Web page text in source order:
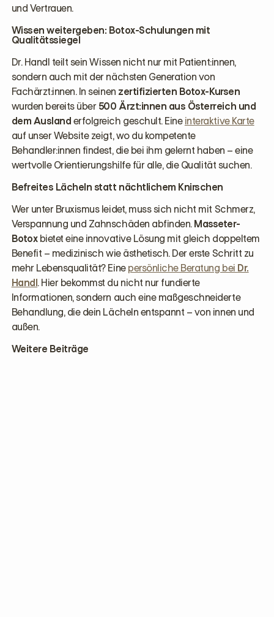
und Vertrauen.
Wissen weitergeben: Botox-Schulungen mit
Qualitätssiegel
Dr. Handl teilt sein Wissen nicht nur mit Patient:innen,
sondern auch mit der nächsten Generation von
Fachärzt:innen. In seinen zertifizierten Botox-Kursen
wurden bereits über500 Ärzt:innen aus Österreich und
dem Auslanderfolgreich geschult. Eineinteraktive Karte
auf unser Website zeigt, wo du kompetente
Behandler:innen findest, die bei ihm gelernt haben – eine
wertvolle Orientierungshilfe für alle, die Qualität suchen.
Befreites Lächeln statt nächtlichem Knirschen
Wer unter Bruxismus leidet, muss sich nicht mit Schmerz,
Verspannung und Zahnschäden abfinden.Masseter-
Botoxbietet eine innovative Lösung mit gleich doppeltem
Benefit – medizinisch wie ästhetisch. Der erste Schritt zu
mehr Lebensqualität? Einepersönliche Beratung bei Dr.
Handl. Hier bekommst du nicht nur fundierte
Informationen, sondern auch eine maßgeschneiderte
Behandlung, die dein Lächeln entspannt – von innen und
außen.
Weitere Beiträge